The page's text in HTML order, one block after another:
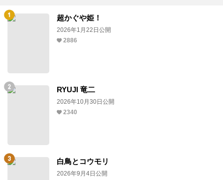
超かぐや姫！
2026年1月22日公開
2886
RYUJI 竜二
2026年10月30日公開
2340
白鳥とコウモリ
2026年9月4日公開